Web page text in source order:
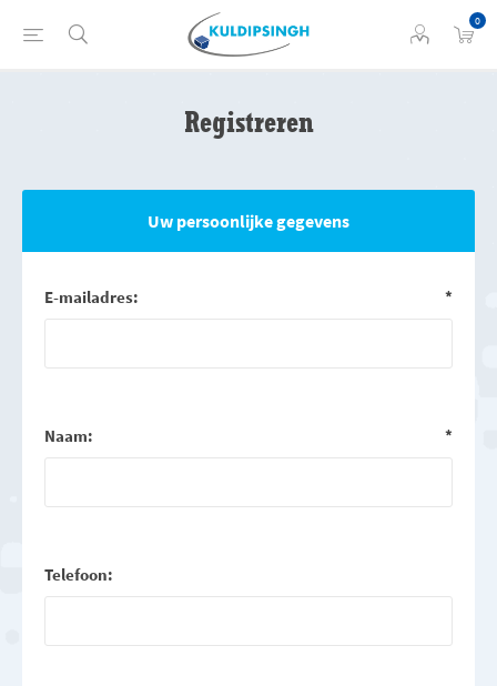
0
Registreren
Uw persoonlijke gegevens
E-mailadres: *
Naam: *
Telefoon: